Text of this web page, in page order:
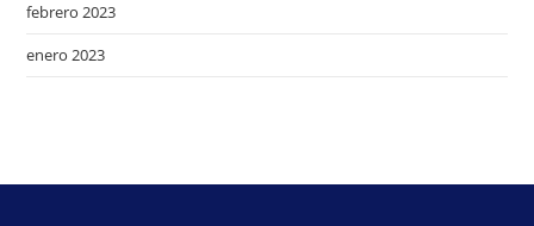
febrero 2023
enero 2023